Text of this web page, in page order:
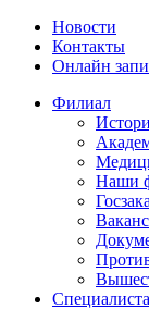
Новости
Контакты
Онлайн
Филиал
Наши